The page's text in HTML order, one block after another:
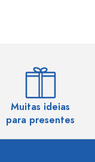
Muitas ideias
para presentes